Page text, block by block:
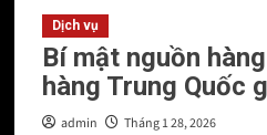
bắt
đầu
Dịch vụ
Bí mật nguồn
hàng Trung Quốc
admin Tháng 1 28, 2026